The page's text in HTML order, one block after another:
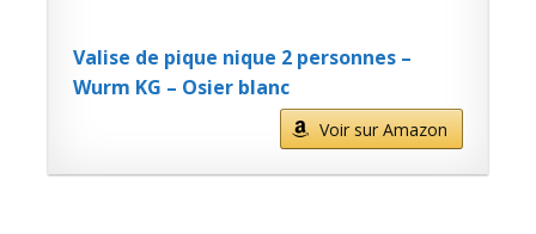
Valise de pique nique 2 personnes –
Wurm KG – Osier blanc
Voir sur Amazon